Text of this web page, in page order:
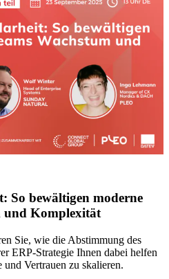
So bewältigen moderne
und Komplexität
Sie, wie die Abstimmung des
ERP-Strategie Ihnen dabei helfen
Vertrauen zu skalieren.